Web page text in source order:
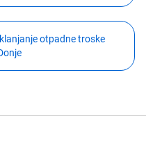
otpadne troske